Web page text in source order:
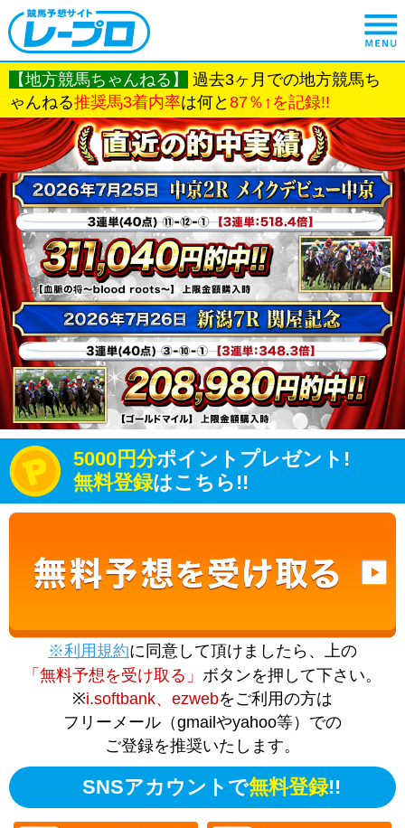
【地方競馬ちゃんねる】
過去3ヶ月での地方競馬ち
ゃんねる推奨馬3着内率は何と 87％↑を記録!!
5000円分ポイントプレゼント!
無料登録はこちら!!
※利用規約に同意して頂けましたら、上の
「無料予想を受け取る」 ボタンを押して下さい。
※i.softbank、ezwebをご利用の方は
フリーメール（gmailやyahoo等）での
ご登録を推奨いたします。
SNSアカウントで無料登録!!